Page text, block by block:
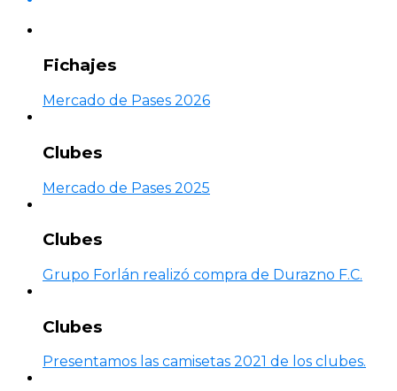
Fichajes
Mercado de Pases 2026
Clubes
Mercado de Pases 2025
Clubes
Grupo Forlán realizó compra de Durazno F.C.
Clubes
Presentamos las camisetas 2021 de los clubes.